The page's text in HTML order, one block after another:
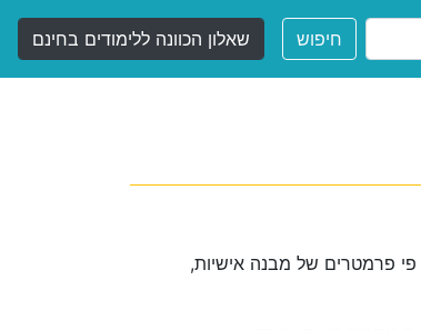
חיפוש שאלון הכוונה ללימודים בחינם
פרמטרים של מבנה אישיות,